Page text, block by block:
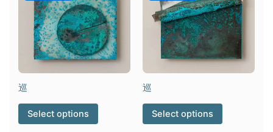
巡
Select options
巡
Select options